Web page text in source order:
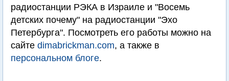
радиостанции РЭКА в Израиле и "Восемь
детских почему" на радиостанции "Эхо
Петербурга". Посмотреть его работы можно на
сайте dimabrickman.com, а также в
персональном блоге.